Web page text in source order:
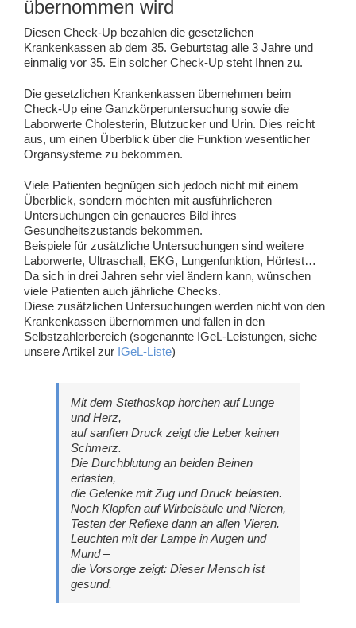
übernommen wird
Diesen Check-Up bezahlen die gesetzlichen
Krankenkassen ab dem 35. Geburtstag alle 3 Jahre und
einmalig vor 35. Ein solcher Check-Up steht Ihnen zu.
Die gesetzlichen Krankenkassen übernehmen beim
Check-Up eine Ganzkörperuntersuchung sowie die
Laborwerte Cholesterin, Blutzucker und Urin. Dies reicht
aus, um einen Überblick über die Funktion wesentlicher
Organsysteme zu bekommen.
Viele Patienten begnügen sich jedoch nicht mit einem
Überblick, sondern möchten mit ausführlicheren
Untersuchungen ein genaueres Bild ihres
Gesundheitszustands bekommen.
Beispiele für zusätzliche Untersuchungen sind weitere
Laborwerte, Ultraschall, EKG, Lungenfunktion, Hörtest…
Da sich in drei Jahren sehr viel ändern kann, wünschen
viele Patienten auch jährliche Checks.
Diese zusätzlichen Untersuchungen werden nicht von den
Krankenkassen übernommen und fallen in den
Selbstzahlerbereich (sogenannte IGeL-Leistungen, siehe
unsere Artikel zur IGeL-Liste)
Mit dem Stethoskop horchen auf Lunge
und Herz,
auf sanften Druck zeigt die Leber keinen
Schmerz.
Die Durchblutung an beiden Beinen
ertasten,
die Gelenke mit Zug und Druck belasten.
Noch Klopfen auf Wirbelsäule und Nieren,
Testen der Reflexe dann an allen Vieren.
Leuchten mit der Lampe in Augen und
Mund –
die Vorsorge zeigt: Dieser Mensch ist
gesund.